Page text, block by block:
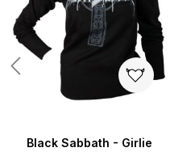
Black Sabbath - Girlie